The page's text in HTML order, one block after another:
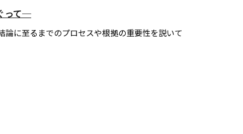
って─
に至るまでのプロセスや根拠の重要性を説いて